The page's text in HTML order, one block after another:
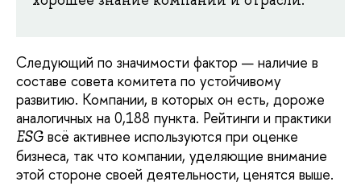
Следующий по значимости фактор — наличие в
составе совета комитета по устойчивому
развитию. Компании, в которых он есть, дороже
аналогичных на 0,188 пункта. Рейтинги и практики
ESG всё активнее используются при оценке
бизнеса, так что компании, уделяющие внимание
этой стороне своей деятельности, ценятся выше.